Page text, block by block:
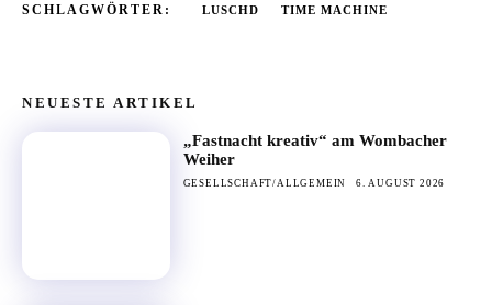
SCHLAGWÖRTER: LUSCHD TIME MACHINE
NEUESTE ARTIKEL
„Fastnacht kreativ“ am Wombacher
Weiher
GESELLSCHAFT/ALLGEMEIN 6. AUGUST 2026